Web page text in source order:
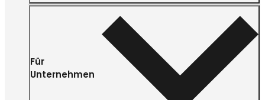
Für
Unternehmen